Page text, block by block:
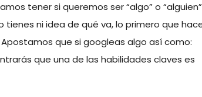
tener si queremos ser “algo” o “alguien”
ni idea de qué va, lo primero que
que si googleas algo así como:
que una de las habilidades claves es